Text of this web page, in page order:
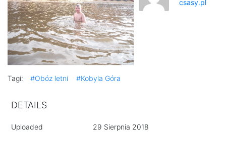
csasy.pl
Tagi: #Obóz letni #Kobyla Góra
DETAILS
Uploaded 29 Sierpnia 2018